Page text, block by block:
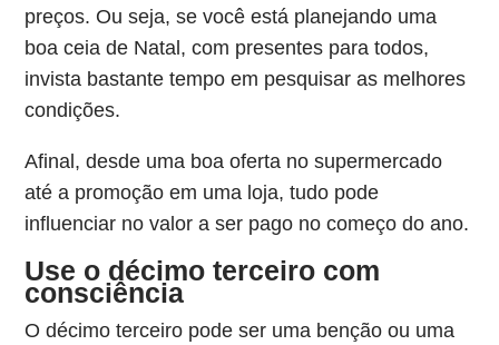
preços. Ou seja, se você está planejando uma
boa ceia de Natal, com presentes para todos,
invista bastante tempo em pesquisar as melhores
condições.
Afinal, desde uma boa oferta no supermercado
até a promoção em uma loja, tudo pode
influenciar no valor a ser pago no começo do ano.
Use o décimo terceiro com
consciência
O décimo terceiro pode ser uma benção ou uma